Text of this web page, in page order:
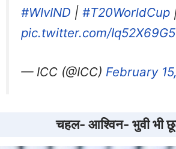
#WIvIND | #T20WorldCup
pic.twitter.com/
— ICC (@ICC) February
चहल- आश्विन- भुवी भी